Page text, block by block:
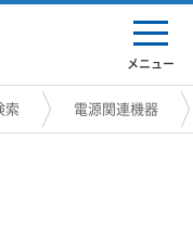
メニュー
索 電源関連機器